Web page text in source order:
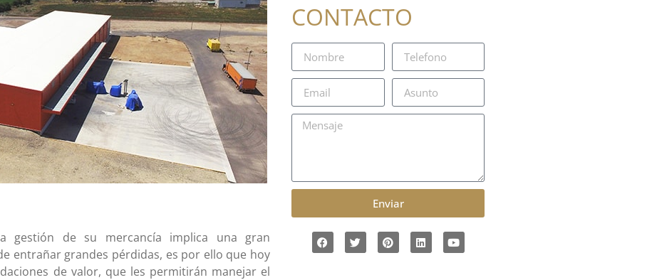
gestión de su mercancía implica una gran
entrañar grandes pérdidas, es por ello que hoy
de valor, que les permitirán manejar el
CONTACTO
Enviar